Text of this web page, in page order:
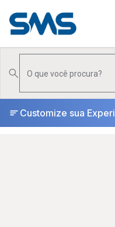
ONDE COMPRAR
SUPORTE
Customize sua